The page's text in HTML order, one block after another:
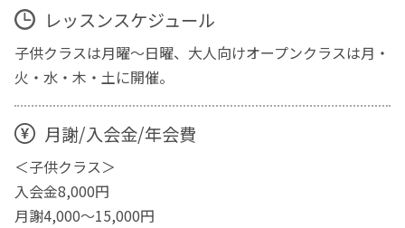
レッスンスケジュール
子供クラスは月曜〜日曜、大人向けオープンクラスは月・
火・水・木・土に開催。
月謝/入会金/年会費
＜子供クラス＞
入会金8,000円
月謝4,000〜15,000円